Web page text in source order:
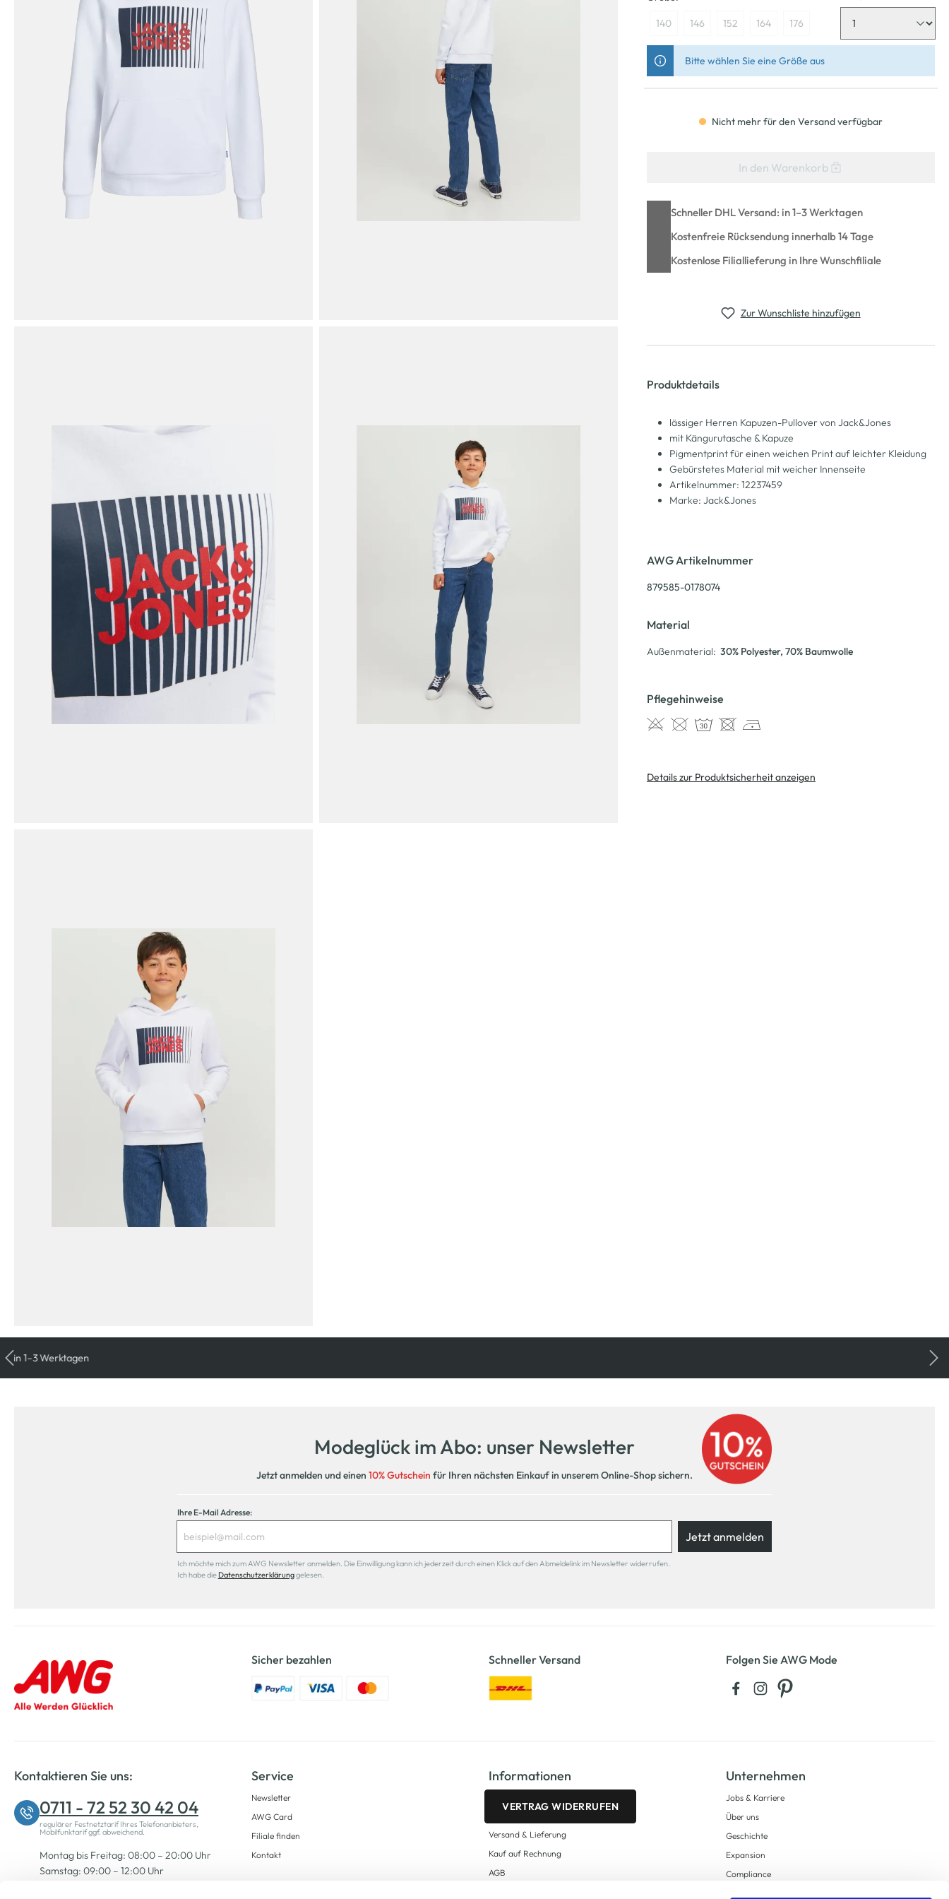
140 146 152 164 176
Bitte wählen Sie eine Größe aus
Nicht mehr für den Versand verfügbar
In den Warenkorb
Schneller DHL Versand: in 1–3 Werktagen
Kostenfreie Rücksendung innerhalb 14 Tage
Kostenlose Filiallieferung in Ihre Wunschfiliale
Zur Wunschliste hinzufügen
Produktdetails
lässiger Herren Kapuzen-Pullover von Jack&Jones
mit Kängurutasche & Kapuze
Pigmentprint für einen weichen Print auf leichter Kleidung
Gebürstetes Material mit weicher Innenseite
Artikelnummer: 12237459
Marke: Jack&Jones
AWG Artikelnummer
879585-0178074
Material
Außenmaterial: 30% Polyester, 70% Baumwolle
Pflegehinweise
Details zur Produktsicherheit anzeigen
Modeglück im Abo: unser Newsletter
Jetzt anmelden und einen 10% Gutschein für Ihren nächsten Einkauf in unserem Online-Shop sichern.
Ihre E-Mail Adresse:
Jetzt anmelden
Ich möchte mich zum AWG Newsletter anmelden. Die Einwilligung kann ich jederzeit durch einen Klick auf den Abmeldelink im Newsletter widerrufen.
Ich habe die Datenschutzerklärunggelesen.
Sicher bezahlen Schneller Versand Folgen Sie AWG Mode
Kontaktieren Sie uns:
0711 - 72 52 30 42 04
regulärer Festnetztarif Ihres Telefonanbieters,
Mobilfunktarif ggf. abweichend.
Montag bis Freitag: 08:00 – 20:00 Uhr
Samstag: 09:00 – 12:00 Uhr
Service
Newsletter
AWG Card
Filiale finden
Kontakt
Informationen
VERTRAG WIDERRUFEN
Versand & Lieferung
Kauf auf Rechnung
AGB
Unternehmen
Jobs & Karriere
Über uns
Geschichte
Expansion
Compliance